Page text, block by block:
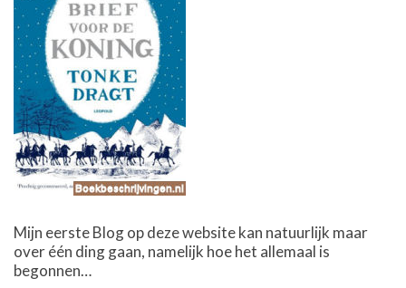
Mijn eerste Blog op deze website kan natuurlijk maar
over één ding gaan, namelijk hoe het allemaal is
begonnen…